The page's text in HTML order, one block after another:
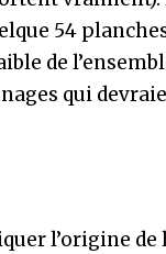
54
de
qui
l’origine